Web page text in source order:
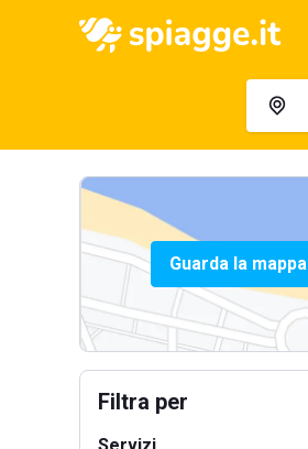
Guarda la mappa
Filtra per